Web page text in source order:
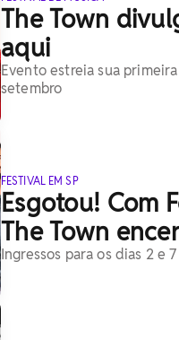
The Town
aqui
Evento estreia sua
setembro
FESTIVAL EM SP
Esgotou! Com
The Town
Ingressos para os dias 2 e